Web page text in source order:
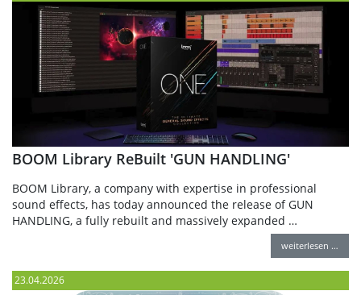
BOOM Library ReBuilt 'GUN HANDLING'
BOOM Library, a company with expertise in professional
sound effects, has today announced the release of GUN
HANDLING, a fully rebuilt and massively expanded …
weiterlesen …
23.04.2026